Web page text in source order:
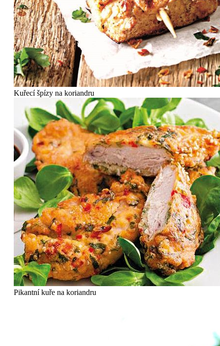
Kuřecí špízy na koriandru
Pikantní kuře na koriandru